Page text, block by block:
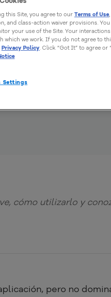
cómo utilizarlo y
pero no
this Site, you agree to our Terms of Use
and class-action waiver provisions.
your use of the Site. Your
which we work. If you do not agree to
Privacy Policy. Click “Got It” to agree or
Settings